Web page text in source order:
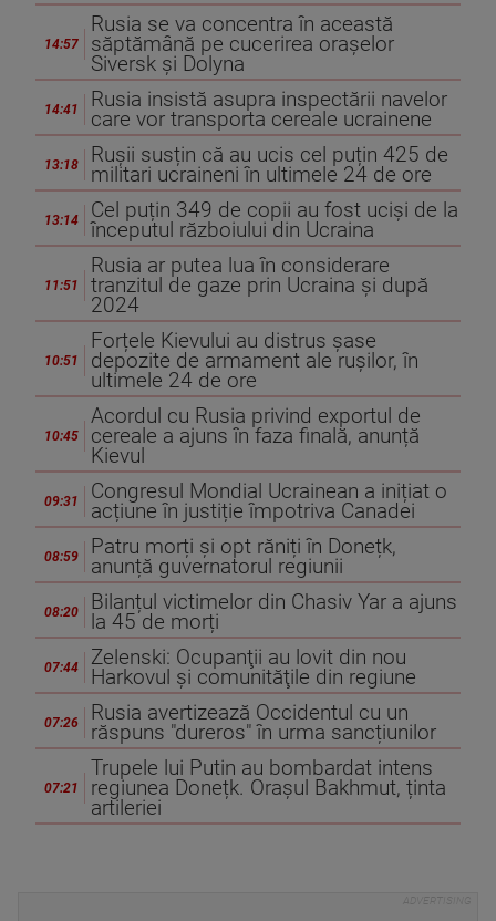
14:57
Rusia se va concentra în această
săptămână pe cucerirea orașelor
Siversk și Dolyna
14:41
Rusia insistă asupra inspectării navelor
care vor transporta cereale ucrainene
13:18
Rușii susțin că au ucis cel puțin 425 de
militari ucraineni în ultimele 24 de ore
13:14
Cel puțin 349 de copii au fost uciși de la
începutul războiului din Ucraina
11:51
Rusia ar putea lua în considerare
tranzitul de gaze prin Ucraina și după
2024
10:51
Forțele Kievului au distrus șase
depozite de armament ale rușilor, în
ultimele 24 de ore
10:45
Acordul cu Rusia privind exportul de
cereale a ajuns în faza finală, anunță
Kievul
09:31
Congresul Mondial Ucrainean a inițiat o
acțiune în justiție împotriva Canadei
08:59
Patru morți și opt răniți în Donețk,
anunță guvernatorul regiunii
08:20
Bilanțul victimelor din Chasiv Yar a ajuns
la 45 de morți
07:44
Zelenski: Ocupanţii au lovit din nou
Harkovul şi comunităţile din regiune
07:26
Rusia avertizează Occidentul cu un
răspuns "dureros" în urma sancțiunilor
07:21
Trupele lui Putin au bombardat intens
regiunea Donețk. Orașul Bakhmut, ținta
artileriei